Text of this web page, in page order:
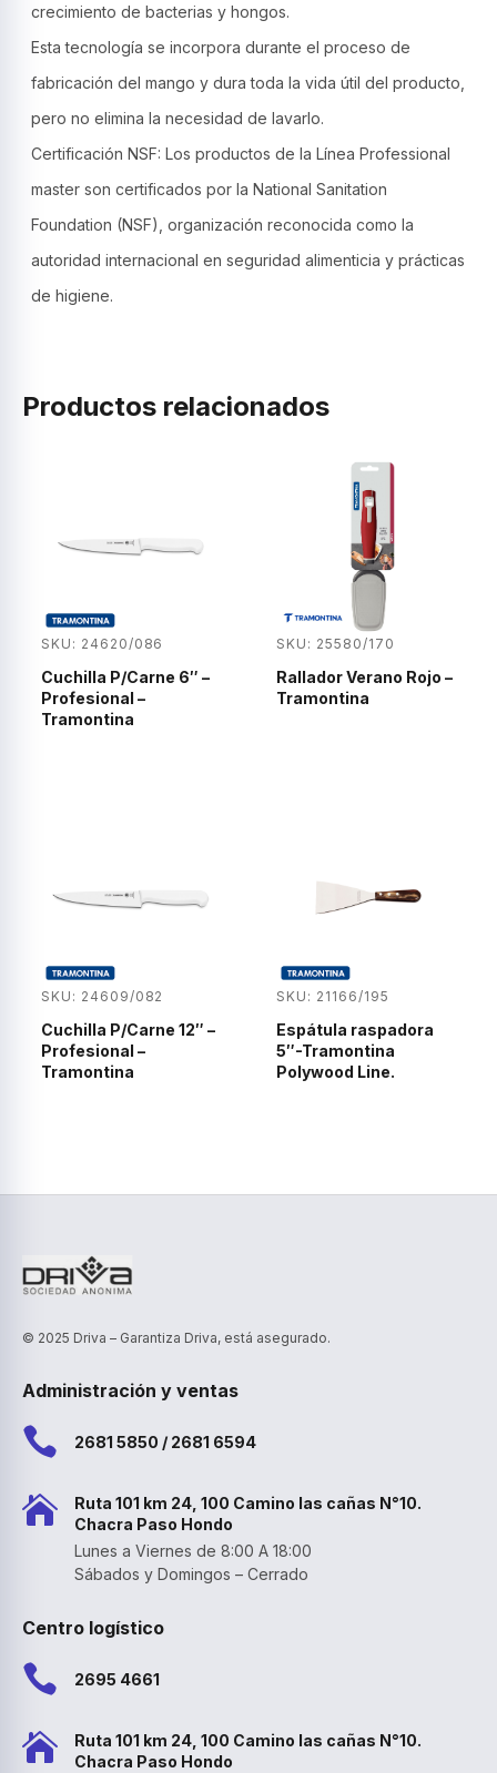
crecimiento de bacterias y hongos.
Esta tecnología se incorpora durante el proceso de
fabricación del mango y dura toda la vida útil del producto,
pero no elimina la necesidad de lavarlo.
Certificación NSF: Los productos de la Línea Professional
master son certificados por la National Sanitation
Foundation (NSF), organización reconocida como la
autoridad internacional en seguridad alimenticia y prácticas
de higiene.
Productos relacionados
SKU: 24620/086
Cuchilla P/Carne 6″ –
Profesional –
Tramontina
SKU: 25580/170
Rallador Verano Rojo –
Tramontina
SKU: 24609/082
Cuchilla P/Carne 12″ –
Profesional –
Tramontina
SKU: 21166/195
Espátula raspadora
5″-Tramontina
Polywood Line.
© 2025 Driva – Garantiza Driva, está asegurado.
Administración y ventas
 2681 5850 / 2681 6594

Ruta 101 km 24, 100 Camino las cañas N°10.
Chacra Paso Hondo
Lunes a Viernes de 8:00 A 18:00
Sábados y Domingos – Cerrado
Centro logístico
 2695 4661

Ruta 101 km 24, 100 Camino las cañas N°10.
Chacra Paso Hondo